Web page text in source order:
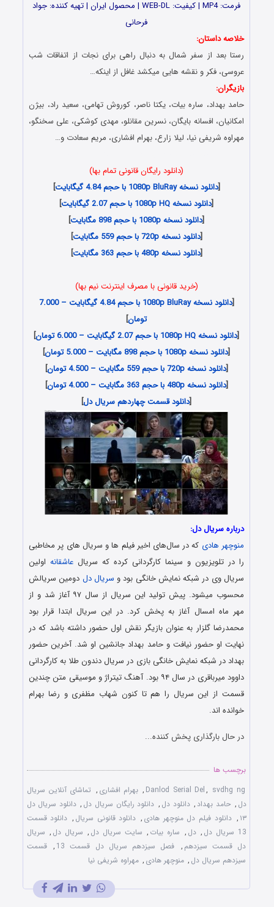
فرمت: MP4 | کیفیت: WEB-DL | محصول ایران | تهیه کننده: جواد
فرحانی
خلاصه داستان:
رستا بعد از سفر شمال به دنبال راهی برای نجات از اتفاقات شب
عروسی، فکر و نقشه هایی میکشد غافل از اینکه…
بازیگران:
حامد بهداد، ساره بیات، یکتا ناصر، کوروش تهامی، سعید راد، بیژن
امکانیان، افسانه بایگان، نسرین مقانلو، مهدی کوشکی، علی سخنگو،
مهراوه شریفی نیا، لیلا زارع، بهرام افشاری، مریم سعادت و…
(دانلود رایگان قانونی تمام بها)
[دانلود نسخه 1080p BluRay با حجم 4.84 گیگابایت
]
[دانلود نسخه 1080p HQ با حجم 2.07 گیگابایت
]
[دانلود نسخه 1080p با حجم 898 مگابایت
]
[دانلود نسخه 720p با حجم 559 مگابایت
]
[دانلود نسخه 480p با حجم 363 مگابایت ]
(خرید قانونی با مصرف اینترنت نیم بها)
[
دانلود نسخه 1080p BluRay با حجم 4.84 گیگابایت – 7.000
تومان]
[دانلود نسخه 1080p HQ با حجم 2.07 گیگابایت – 6.000 تومان
]
[دانلود نسخه 1080p با حجم 898 مگابایت – 5.000 تومان
]
[دانلود نسخه 720p با حجم 559 مگابایت – 4.500 تومان
]
[دانلود نسخه 480p با حجم 363 مگابایت – 4.000 تومان
]
[دانلود قسمت چهاردهم سریال دل]
درباره سریال دل:
منوچهر هادی که در سال‌های اخیر فیلم ها و سریال های پر مخاطبی
را در تلویزیون و سینما کارگردانی کرده که سریال عاشقانهاولین
سریال وی در شبکه نمایش خانگی بود و سریال دل دومین سریالش
محسوب میشود. پیش تولید این سریال از سال ۹۷ آغاز شد و از
مهر ماه امسال آغاز به پخش کرد. در این سریال ابتدا قرار بود
محمدرضا گلزار به عنوان بازیگر نقش اول حضور داشته باشد که در
نهایت او حضور نیافت و حامد بهداد جانشین او شد. آخرین حضور
بهداد در شبکه نمایش خانگی بازی در سریال دندون طلا به کارگردانی
داوود میرباقری در سال ۹۴ بود. آهنگ تیتراژ و موسیقی متن چندین
قسمت از این سریال را هم تا کنون شهاب مظفری و رضا بهرام
خوانده اند.
در حال بارگذاری پخش کننده...
برچسب ها
Danlod Serial Del, svdhg ng
, بهرام افشاری , تماشای آنلاین سریال
دل , حامد بهداد , دانلود دل , دانلود رایگان سریال دل , دانلود سریال دل
۱۳ , دانلود فیلم دل منوچهر هادی , دانلود قانونی سریال , دانلود قسمت
13 سریال دل
, دل , ساره بیات , سایت سریال دل , سریال دل , سریال
دل قسمت سیزدهم , فصل سیزدهم سریال دل قسمت 13 , قسمت
سیزدهم سریال دل , منوچهر هادی , مهراوه شریفی نیا